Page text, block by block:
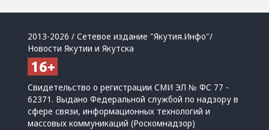
2013-2026 / Сетевое издание "Якутия.Инфо"/
Новости Якутии и Якутска
Свидетельство о регистрации СМИ ЭЛ № ФС 77 -
62371. Выдано Федеральной службой по надзору в
сфере связи, информационных технологий и
массовых коммуникаций (Роскомнадзор)